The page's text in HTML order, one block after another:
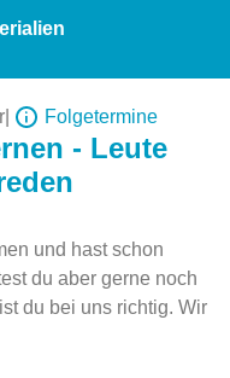
Folgetermine
- Leute
und hast schon
du aber gerne noch
du bei uns richtig. Wir